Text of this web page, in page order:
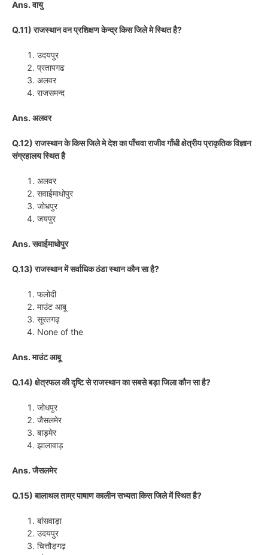
Ans. वायु
Q.11) राजस्थान वन प्रशिक्षण केन्द्र किस जिले मे स्थित है?
उदयपुर
प्रतापगढ
अलवर
राजसमन्द
Ans. अलवर
Q.12) राजस्थान के किस जिले मे देश का पाँचवा राजीव गाँधी क्षेत्रीय प्राकृतिक विज्ञान
संग्रहालय स्थित है
अलवर
सवाईमाधोपुर
जोधपुर
जयपुर
Ans. सवाईमाधोपुर
Q.13) राजस्थान में सर्वाधिक ठंडा स्थान कौन सा है?
फलोदी
माउंट आबू
सूरतगढ़
None of the
Ans. माउंट आबू
Q.14) क्षेत्रफल की दृष्टि से राजस्थान का सबसे बड़ा जिला कौन सा है?
जोधपुर
जैसलमेर
बाड़मेर
झालावाड़
Ans. जैसलमेर
Q.15) बालाथल ताम्र पाषाण कालीन सभ्यता किस जिले में स्थित है?
बांसवाड़ा
उदयपुर
चित्तौड़गढ़